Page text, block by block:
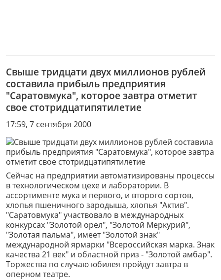
Свыше тридцати двух миллионов рублей
составила прибыль предприятия
"Саратовмука", которое завтра отметит
свое стотридцатипятилетие
17:59, 7 сентября 2000
Сейчас на предприятии автоматизированы процессы
в технологическом цехе и лаборатории. В
ассортименте мука и первого, и второго сортов,
хлопья пшеничного зародыша, хлопья "Актив".
"Саратовмука" участвовало в международных
конкурсах "Золотой орел", "Золотой Меркурий",
"Золотая пальма", имеет "Золотой знак"
международной ярмарки "Всероссийская марка. Знак
качества 21 век" и областной приз - "Золотой амбар".
Торжества по случаю юбилея пройдут завтра в
оперном театре.